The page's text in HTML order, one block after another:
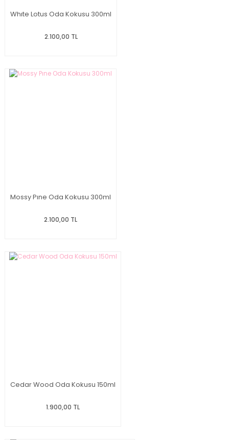
Whıte Lotus Oda Kokusu 300ml
2.100,00 TL
Mossy Pıne Oda Kokusu 300ml
2.100,00 TL
Cedar Wood Oda Kokusu 150ml
1.900,00 TL